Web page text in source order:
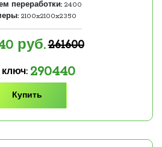
переработки: 2400
2100x2100x2350
руб. 261600
290440
Купить